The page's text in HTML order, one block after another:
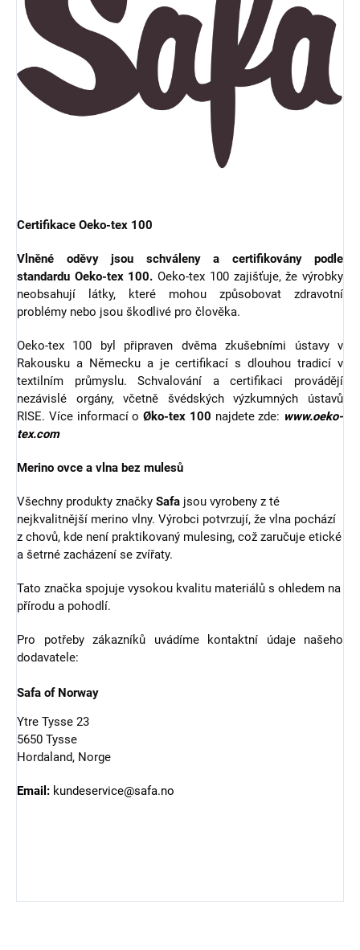
Certifikace Oeko-tex 100
Vlněné oděvy jsou schváleny a certifikovány podle
standardu Oeko-tex 100. Oeko-tex 100 zajišťuje, že výrobky
neobsahují látky, které mohou způsobovat zdravotní
problémy nebo jsou škodlivé pro člověka.
Oeko-tex 100 byl připraven dvěma zkušebními ústavy v
Rakousku a Německu a je certifikací s dlouhou tradicí v
textilním průmyslu. Schvalování a certifikaci provádějí
nezávislé orgány, včetně švédských výzkumných ústavů
RISE. Více informací o Øko-tex 100 najdete zde: www.oeko-
tex.com
Merino ovce a vlna bez mulesů
Všechny produkty značky Safa jsou vyrobeny z té
nejkvalitnější merino vlny. Výrobci potvrzují, že vlna pochází
z chovů, kde není praktikovaný mulesing, což zaručuje etické
a šetrné zacházení se zvířaty.
Tato značka spojuje vysokou kvalitu materiálů s ohledem na
přírodu a pohodlí.
Pro potřeby zákazníků uvádíme kontaktní údaje našeho
dodavatele:
Safa of Norway
Ytre Tysse 23
5650 Tysse
Hordaland, Norge
Email: kundeservice@safa.no